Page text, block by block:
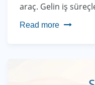
araç. Gelin iş
Read more